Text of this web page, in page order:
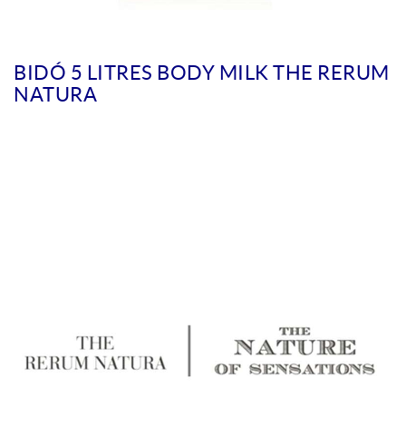
BIDÓ 5 LITRES BODY MILK THE RERUM
NATURA